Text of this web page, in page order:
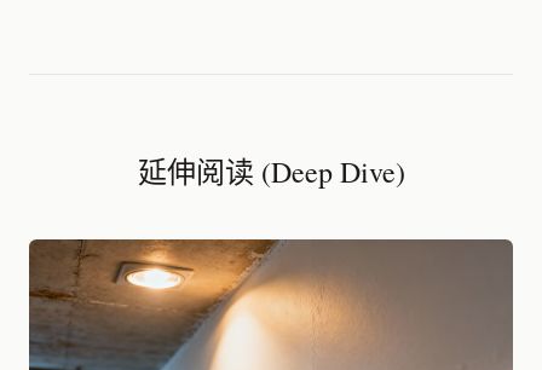
延伸阅读 (Deep Dive)